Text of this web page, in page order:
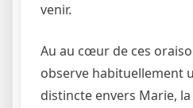
venir.
Au au cœur de ces
observe habituellement
distincte envers Marie,